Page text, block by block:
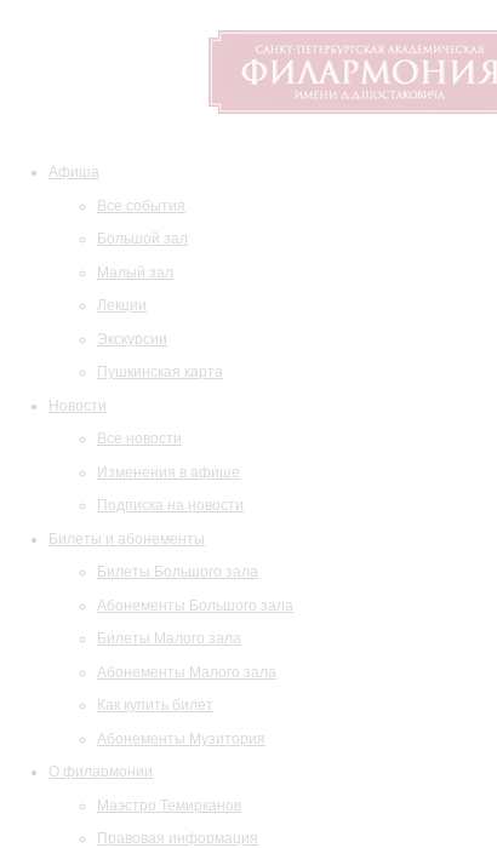
Афиша
Все события
Большой зал
Малый зал
Лекции
Экскурсии
Пушкинская карта
Новости
Все новости
Изменения в афише
Подписка на новости
Билеты и абонементы
Билеты Большого зала
Абонементы Большого зала
Билеты Малого зала
Абонементы Малого зала
Как купить билет
Абонементы Музитория
О филармонии
Маэстро Темирканов
Правовая информация